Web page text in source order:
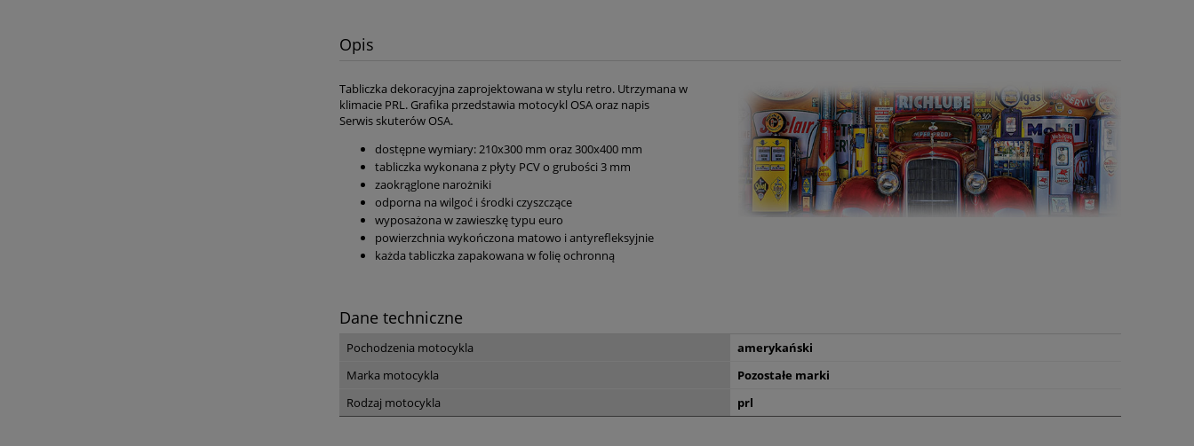
Opis
Tabliczka dekoracyjna zaprojektowana w stylu retro. Utrzymana w
klimacie PRL. Grafika przedstawia motocykl OSA oraz napis
Serwis skuterów OSA.
dostępne wymiary: 210x300 mm oraz 300x400 mm
tabliczka wykonana z płyty PCV o grubości 3 mm
zaokrąglone narożniki
odporna na wilgoć i środki czyszczące
wyposażona w zawieszkę typu euro
powierzchnia wykończona matowo i antyrefleksyjnie
każda tabliczka zapakowana w folię ochronną
Dane techniczne
Pochodzenia motocykla
amerykański
Marka motocykla
Pozostałe marki
Rodzaj motocykla
prl